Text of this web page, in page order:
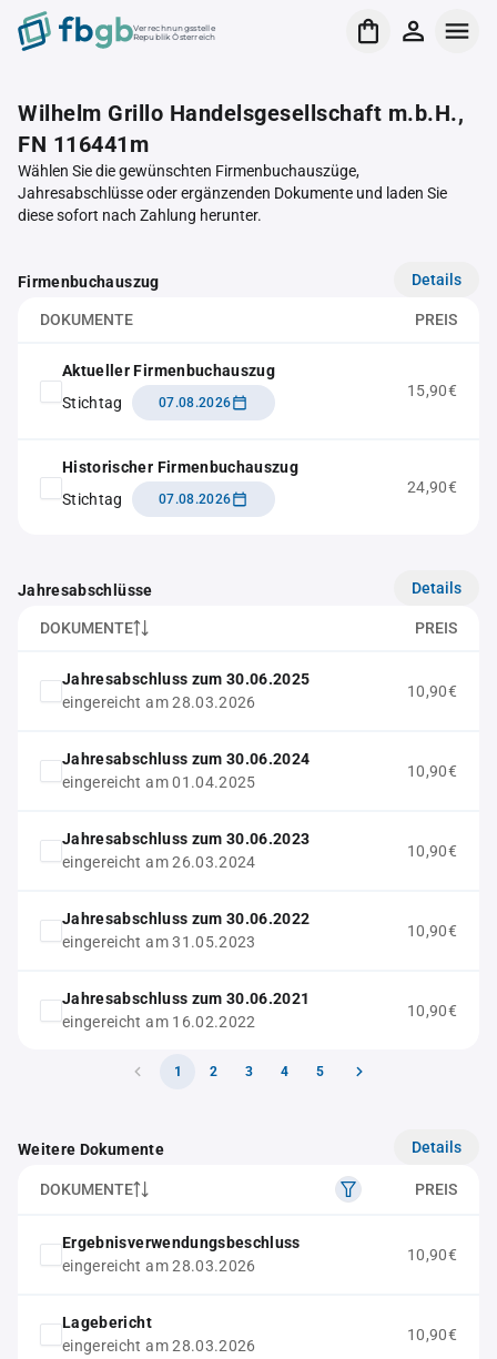
Verrechnungsstelle
Republik Österreich
Wilhelm Grillo Handelsgesellschaft m.b.H.,
FN 116441m
Wählen Sie die gewünschten Firmenbuchauszüge,
Jahresabschlüsse oder ergänzenden Dokumente und laden Sie
diese sofort nach Zahlung herunter.
Firmenbuchauszug Details
DOKUMENTE PREIS
Aktueller Firmenbuchauszug
Stichtag
07.08.2026
15,90€
Historischer Firmenbuchauszug
Stichtag
07.08.2026
24,90€
Jahresabschlüsse Details
DOKUMENTE PREIS
Jahresabschluss zum 30.06.2025
eingereicht am 28.03.2026
10,90€
Jahresabschluss zum 30.06.2024
eingereicht am 01.04.2025
10,90€
Jahresabschluss zum 30.06.2023
eingereicht am 26.03.2024
10,90€
Jahresabschluss zum 30.06.2022
eingereicht am 31.05.2023
10,90€
Jahresabschluss zum 30.06.2021
eingereicht am 16.02.2022
10,90€
1 2 3 4 5
Weitere Dokumente Details
DOKUMENTE PREIS
Ergebnisverwendungsbeschluss
eingereicht am 28.03.2026
10,90€
Lagebericht
eingereicht am 28.03.2026
10,90€